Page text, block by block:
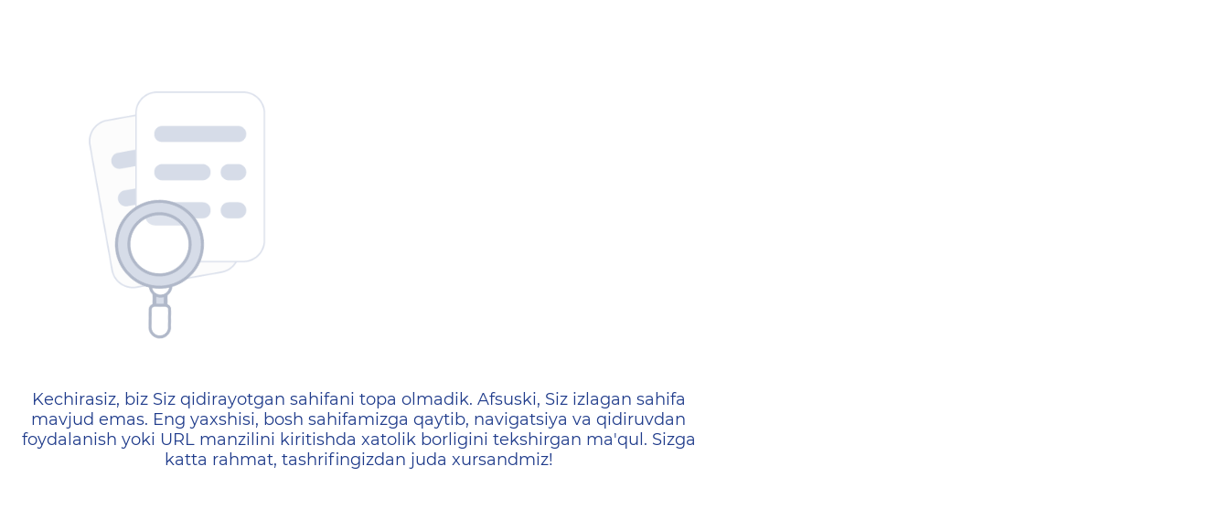
404 — Страница не найдена
Kechirasiz, biz Siz qidirayotgan sahifani topa olmadik. Afsuski, Siz izlagan sahifa
mavjud emas. Eng yaxshisi, bosh sahifamizga qaytib, navigatsiya va qidiruvdan
foydalanish yoki URL manzilini kiritishda xatolik borligini tekshirgan ma'qul. Sizga
katta rahmat, tashrifingizdan juda xursandmiz!